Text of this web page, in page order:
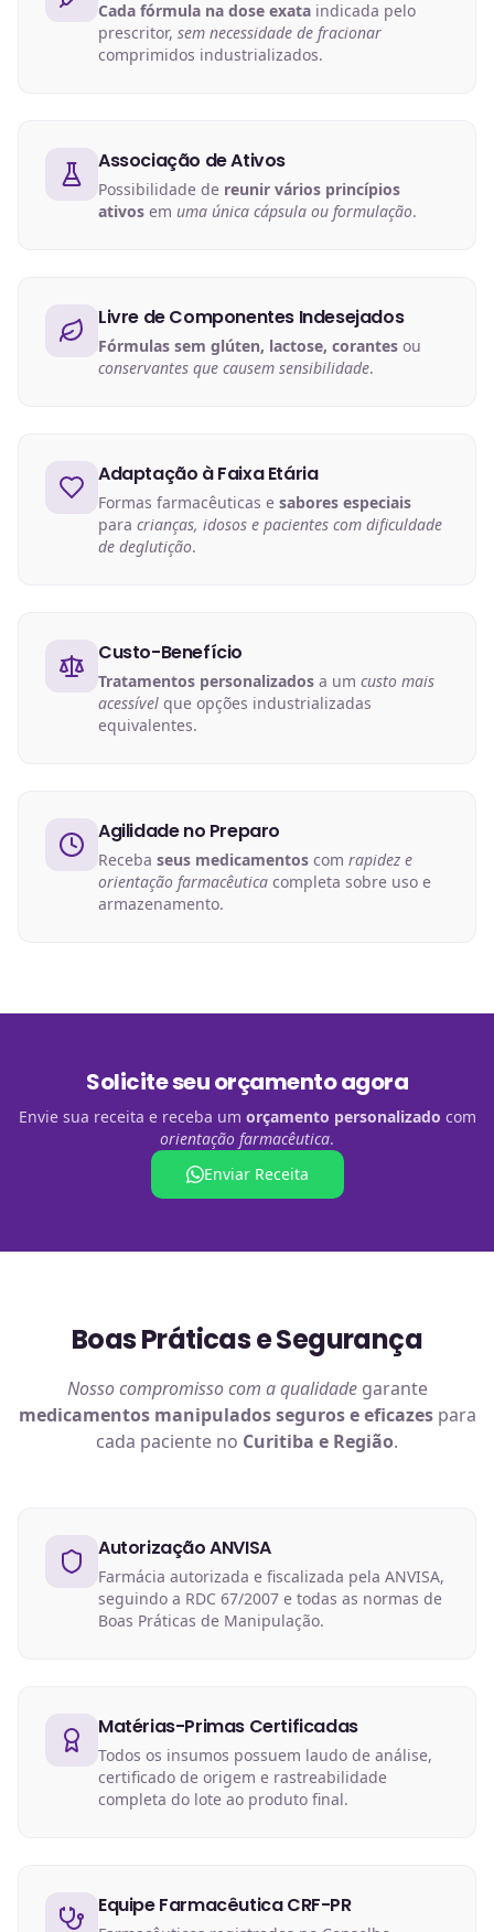
Cada fórmula na dose exata indicada pelo
prescritor, sem necessidade de fracionar
comprimidos industrializados.
Associação de Ativos
Possibilidade de reunir vários princípios
ativos em uma única cápsula ou formulação.
Livre de Componentes Indesejados
Fórmulas sem glúten, lactose, corantes ou
conservantes que causem sensibilidade.
Adaptação à Faixa Etária
Formas farmacêuticas e sabores especiais
para crianças, idosos e pacientes com dificuldade
de deglutição.
Custo-Benefício
Tratamentos personalizados a um custo mais
acessível que opções industrializadas
equivalentes.
Agilidade no Preparo
Receba seus medicamentos com rapidez e
orientação farmacêutica completa sobre uso e
armazenamento.
Solicite seu orçamento agora
Envie sua receita e receba um orçamento personalizado com
orientação farmacêutica.
Enviar Receita
Boas Práticas e Segurança
Nosso compromisso com a qualidadegarante
medicamentos manipuladosseguros e eficazespara
cada paciente no Curitiba e Região.
Autorização ANVISA
Farmácia autorizada e fiscalizada pela ANVISA,
seguindo a RDC 67/2007 e todas as normas de
Boas Práticas de Manipulação.
Matérias-Primas Certificadas
Todos os insumos possuem laudo de análise,
certificado de origem e rastreabilidade
completa do lote ao produto final.
Equipe Farmacêutica CRF-PR